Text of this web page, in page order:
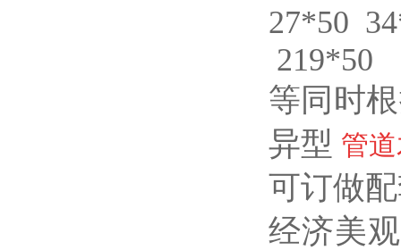
27*50
219*50
等同时
异型 管
可订做
经济美